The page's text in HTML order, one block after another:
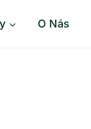
O Nás